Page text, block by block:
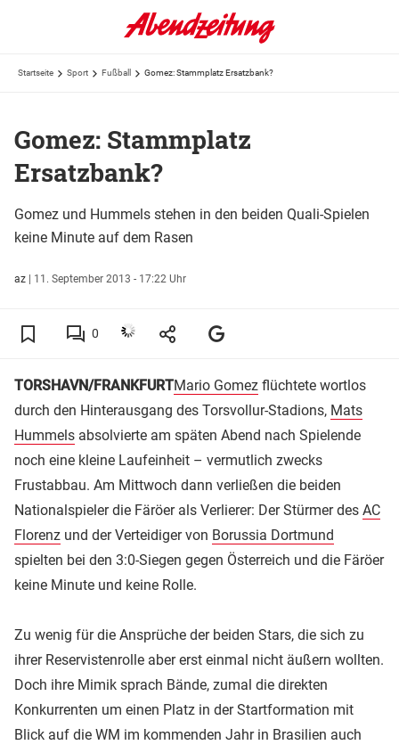
Startseite Sport Fußball Gomez: Stammplatz Ersatzbank?
Gomez: Stammplatz
Ersatzbank?
Gomez und Hummels stehen in den beiden Quali-Spielen
keine Minute auf dem Rasen
az | 11. September 2013 - 17:22 Uhr
0
TORSHAVN/FRANKFURTMario Gomez flüchtete wortlos
durch den Hinterausgang des Torsvollur-Stadions, Mats
Hummels absolvierte am späten Abend nach Spielende
noch eine kleine Laufeinheit – vermutlich zwecks
Frustabbau. Am Mittwoch dann verließen die beiden
Nationalspieler die Färöer als Verlierer: Der Stürmer des AC
Florenz und der Verteidiger von Borussia Dortmund
spielten bei den 3:0-Siegen gegen Österreich und die Färöer
keine Minute und keine Rolle.
Zu wenig für die Ansprüche der beiden Stars, die sich zu
ihrer Reservistenrolle aber erst einmal nicht äußern wollten.
Doch ihre Mimik sprach Bände, zumal die direkten
Konkurrenten um einen Platz in der Startformation mit
Blick auf die WM im kommenden Jahr in Brasilien auch